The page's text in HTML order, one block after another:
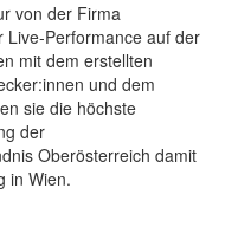
von der Firma
Live-Performance auf der
mit dem erstellten
und dem
sie die höchste
der
Oberösterreich damit
in Wien.